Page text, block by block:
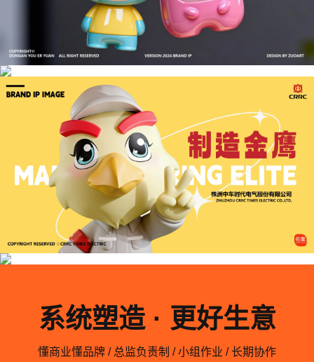
系统塑造 · 更好生意
懂商业懂品牌 / 总监负责制 / 小组作业 / 长期协作